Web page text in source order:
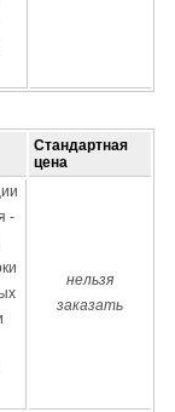
Стандартная
цена
-
нельзя
заказать